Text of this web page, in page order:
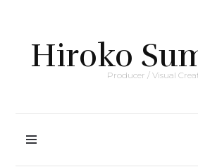
HirokoProducer / Visual